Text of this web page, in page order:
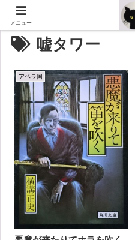
嘘タワー
アベラ国
メニュー